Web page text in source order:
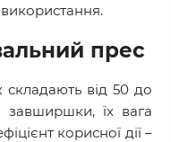
прес
складають від 50 до
їх вага
корисної дії –